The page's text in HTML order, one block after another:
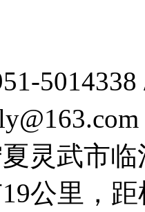
5014338
灵武市
19公里，